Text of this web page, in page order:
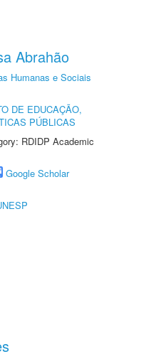
Abrahão
Humanas e Sociais
DE EDUCAÇÃO,
PÚBLICAS
RDIDP Academic
Google Scholar